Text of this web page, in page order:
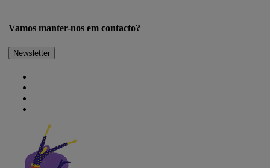
Vamos manter-nos em contacto?
Newsletter